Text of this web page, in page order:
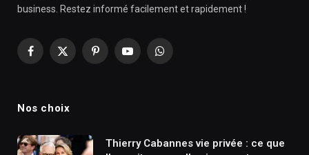
business. Restez informé facilement et rapidement !
Facebook
X
PinterestYouTubeWhatsApp
Nos choix
Thierry Cabannes vie privée : ce que